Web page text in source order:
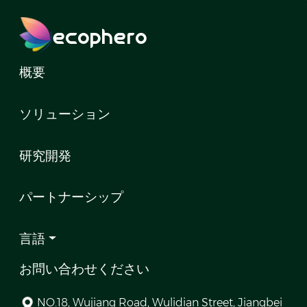
ecophero
概要
ソリューション
研究開発
パートナーシップ
言語
お問い合わせください
NO.18, Wujiang Road, Wulidian Street, Jiangbei